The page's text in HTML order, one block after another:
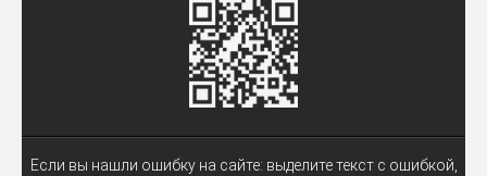
Если вы нашли ошибку на сайте: выделите текст с ошибкой,